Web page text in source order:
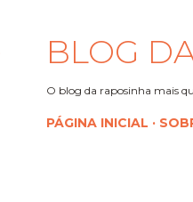
BLOG
O blog da raposinha mais
PÁGINA INICIAL